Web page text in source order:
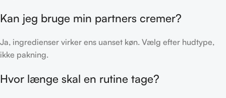
Kan jeg bruge min partners cremer?
Ja, ingredienser virker ens uanset køn. Vælg efter hudtype,
ikke pakning.
Hvor længe skal en rutine tage?